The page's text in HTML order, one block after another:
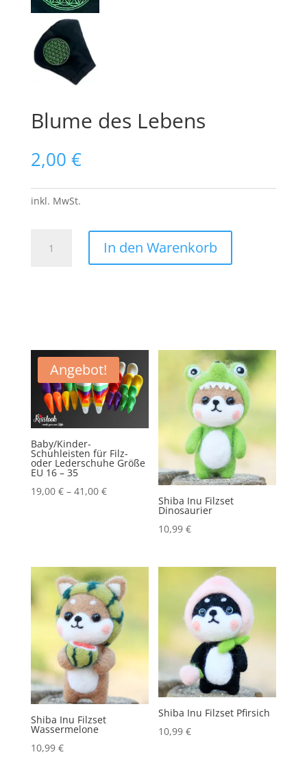
Blume des Lebens
2,00 €
inkl. MwSt.
In den Warenkorb
Angebot!
Baby/Kinder-
Schuhleisten für Filz-
oder Lederschuhe Größe
EU 16 – 35
19,00 €– 41,00 €
Shiba Inu Filzset
Dinosaurier
10,99€
Shiba Inu Filzset
Wassermelone
10,99 €
Shiba Inu Filzset Pfirsich
10,99€